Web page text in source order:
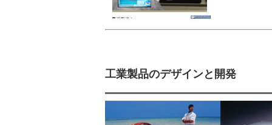
工業製品のデザインと開発